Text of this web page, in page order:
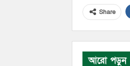
Share
আরো পড়ুন